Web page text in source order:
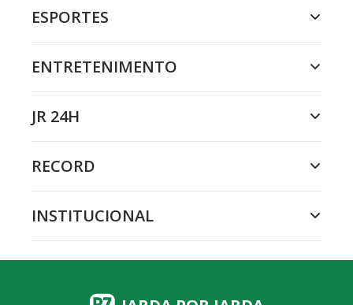
ESPORTES
ENTRETENIMENTO
JR 24H
RECORD
INSTITUCIONAL